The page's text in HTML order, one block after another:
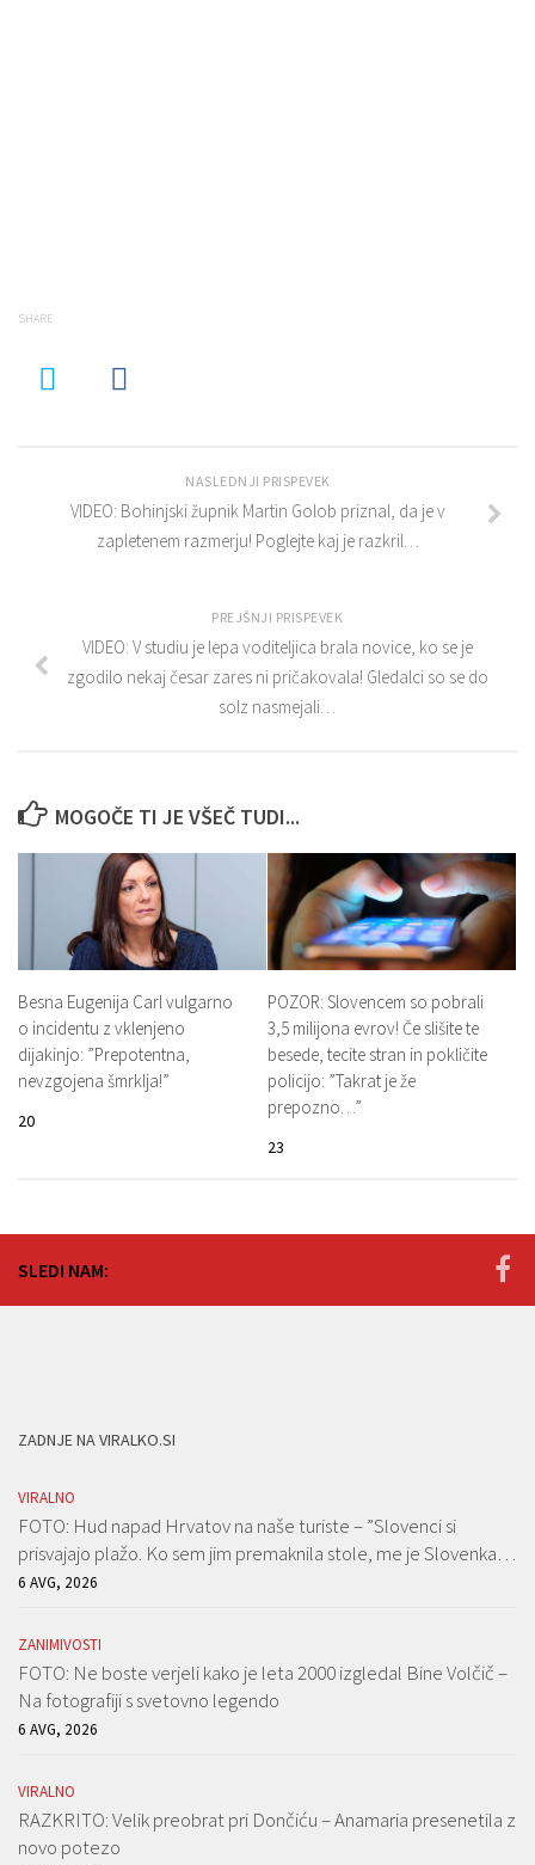
SHARE
NASLEDNJI PRISPEVEK
VIDEO: Bohinjski župnik Martin Golob priznal, da je v
zapletenem razmerju! Poglejte kaj je razkril…
PREJŠNJI PRISPEVEK
VIDEO: V studiu je lepa voditeljica brala novice, ko se je
zgodilo nekaj česar zares ni pričakovala! Gledalci so se do
solz nasmejali…
MOGOČE TI JE VŠEČ TUDI...
Besna Eugenija Carl vulgarno
o incidentu z vklenjeno
dijakinjo: ”Prepotentna,
nevzgojena šmrklja!”
20
POZOR: Slovencem so pobrali
3,5 milijona evrov! Če slišite te
besede, tecite stran in pokličite
policijo: ”Takrat je že
prepozno…”
23
SLEDI NAM:
ZADNJE NA VIRALKO.SI
VIRALNO
FOTO: Hud napad Hrvatov na naše turiste – ”Slovenci si
prisvajajo plažo. Ko sem jim premaknila stole, me je Slovenka…
6 AVG, 2026
ZANIMIVOSTI
FOTO: Ne boste verjeli kako je leta 2000 izgledal Bine Volčič –
Na fotografiji s svetovno legendo
6 AVG, 2026
VIRALNO
RAZKRITO: Velik preobrat pri Dončiću – Anamaria presenetila z
novo potezo